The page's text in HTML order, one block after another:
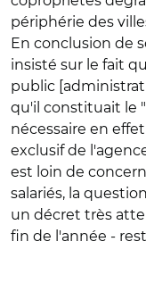
périphérie des
En conclusion de
insisté sur le fait
public
qu'il constituait le
nécessaire en
exclusif de
est loin de
salariés, la
un décret très
fin de l'année -